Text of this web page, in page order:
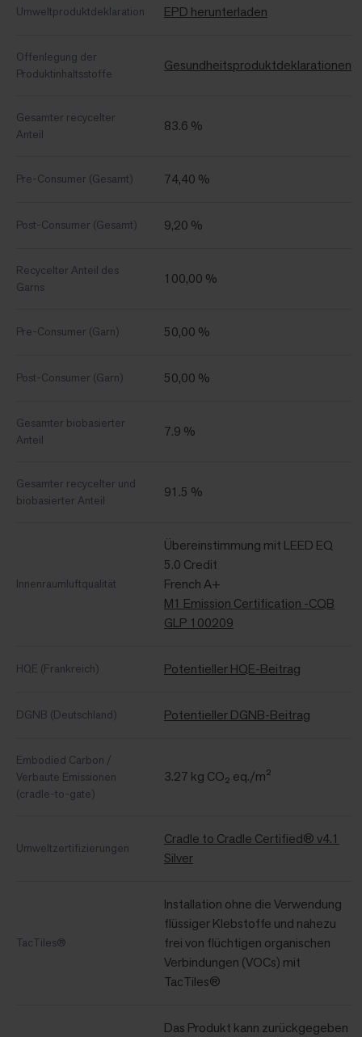
Umweltproduktdeklaration EPD herunterladen
Offenlegung der
Produktinhaltsstoffe
Gesundheitsproduktdeklarationen
Gesamter recycelter
Anteil
83.6 %
Pre-Consumer (Gesamt) 74,40 %
Post-Consumer (Gesamt) 9,20 %
Recycelter Anteil des
Garns
100,00 %
Pre-Consumer (Garn) 50,00 %
Post-Consumer (Garn) 50,00 %
Gesamter biobasierter
Anteil
7.9 %
Gesamter recycelter und
biobasierter Anteil
91.5 %
Innenraumluftqualität
Übereinstimmung mit LEED EQ
5.0 Credit
French A+
M1 Emission Certification -CQB
GLP 100209
HQE (Frankreich) Potentieller HQE-Beitrag
DGNB (Deutschland) Potentieller DGNB-Beitrag
Embodied Carbon /
Verbaute Emissionen
(cradle-to-gate)
3.27 kg CO₂ eq./m²
Umweltzertifizierungen
Cradle to Cradle Certified® v4.1
Silver
TacTiles®
Installation ohne die Verwendung
flüssiger Klebstoffe und nahezu
frei von flüchtigen organischen
Verbindungen (VOCs) mit
TacTiles®
Das Produkt kann zurückgegeben